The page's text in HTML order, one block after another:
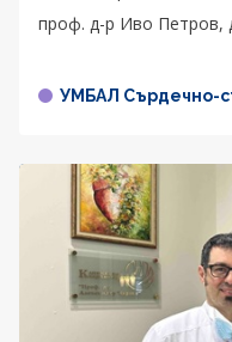
проф. д-р Иво Петров,
УМБАЛ Сърдечно-